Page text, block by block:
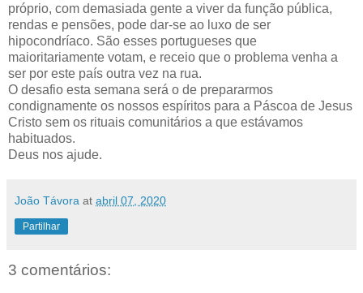
próprio, com demasiada gente a viver da função pública,
rendas e pensões, pode dar-se ao luxo de ser
hipocondríaco. São esses portugueses que
maioritariamente votam, e receio que o problema venha a
ser por este país outra vez na rua.
O desafio esta semana será o de prepararmos
condignamente os nossos espíritos para a Páscoa de Jesus
Cristo sem os rituais comunitários a que estávamos
habituados.
Deus nos ajude.
João Távora at abril 07, 2020
Partilhar
3 comentários: